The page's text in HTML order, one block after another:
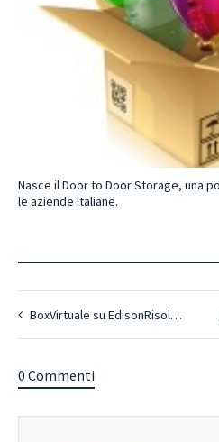
Nasce il Door to Door Storage, una
le aziende italiane.
BoxVirtuale su EdisonRisolve
0 Commenti